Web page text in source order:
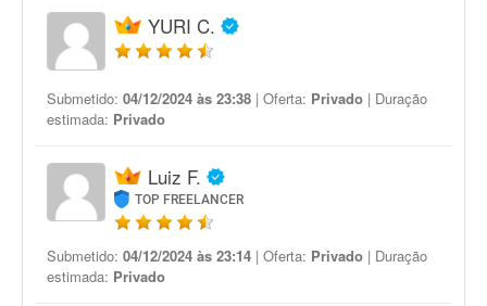
YURI C.
Submetido: 04/12/2024 às 23:38 | Oferta: Privado | Duração
estimada: Privado
Luiz F.
TOP FREELANCER
Submetido: 04/12/2024 às 23:14 | Oferta: Privado | Duração
estimada: Privado